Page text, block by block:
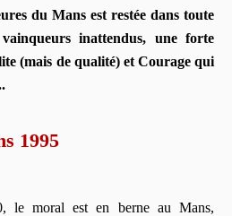
du Mans est restée dans toute
inattendus, une forte
(mais de qualité) et Courage qui
1995
le moral est en berne au Mans,